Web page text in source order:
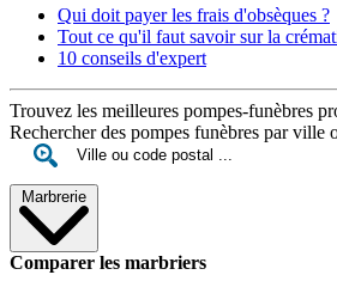
Qui doit payer les frais d'obsèques ?
Tout ce qu'il faut savoir sur la
10 conseils d'expert
Trouvez les meilleures pompes-funèbres
Rechercher des pompes funèbres par ville
Marbrerie
Comparer les marbriers